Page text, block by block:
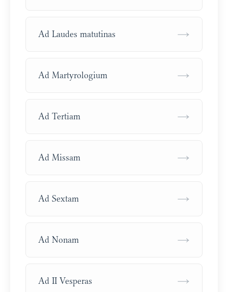
Ad Laudes matutinas →
Ad Martyrologium →
Ad Tertiam →
Ad Missam →
Ad Sextam →
Ad Nonam →
Ad II Vesperas →